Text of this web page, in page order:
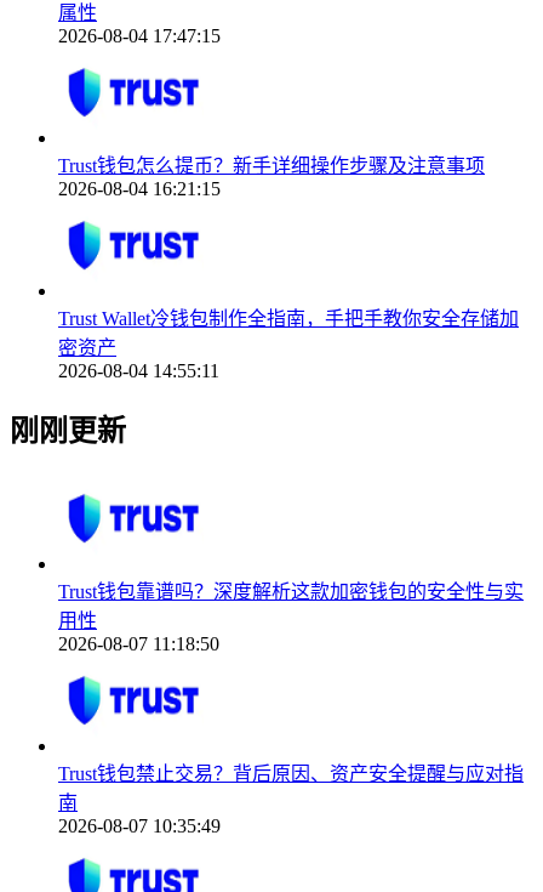
属性
2026-08-04 17:47:15
Trust钱包怎么提币？新手详细操作步骤及注意事项
2026-08-04 16:21:15
Trust Wallet冷钱包制作全指南，手把手教你安全存储加
密资产
2026-08-04 14:55:11
刚刚更新
Trust钱包靠谱吗？深度解析这款加密钱包的安全性与实
用性
2026-08-07 11:18:50
Trust钱包禁止交易？背后原因、资产安全提醒与应对指
南
2026-08-07 10:35:49